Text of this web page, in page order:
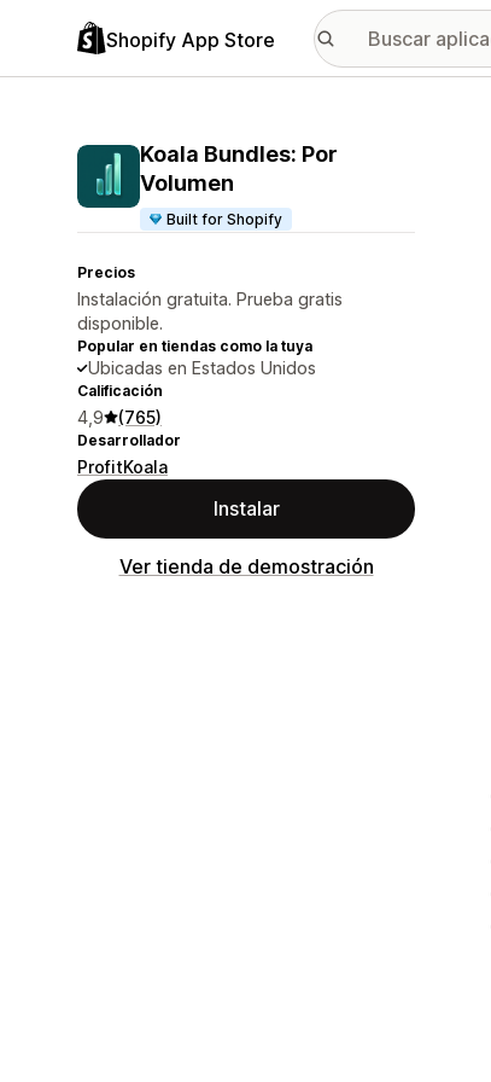
Shopify App Store
Koala Bundles: Por
Volumen
Built for Shopify
Precios
Instalación gratuita. Prueba gratis
disponible.
Popular en tiendas como la tuya
Ubicadas en Estados Unidos
Calificación
4,9 (765)
Desarrollador
ProfitKoala
Instalar
Ver tienda de demostración